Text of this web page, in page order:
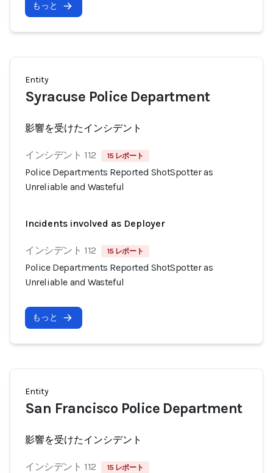
もっと
Entity
Syracuse Police Department
影響を受けたインシデント
インシデント 112 15 レポート
Police Departments Reported ShotSpotter as
Unreliable and Wasteful
Incidents involved as Deployer
インシデント 112 15 レポート
Police Departments Reported ShotSpotter as
Unreliable and Wasteful
もっと
Entity
San Francisco Police Department
影響を受けたインシデント
インシデント 112 15 レポート